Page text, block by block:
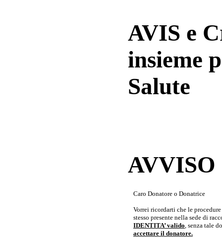
AVIS e
insieme
Salute
Caro Donatore o Donatrice
Vorrei ricordarti che le
stesso presente nella sede di
IDENTITA’ valido, senza tale
accettare il donatore.